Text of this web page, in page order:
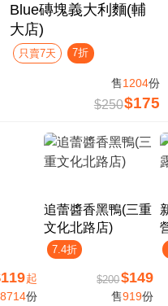
Blue磚塊義大利麵(輔
大店)
只賣7天 7折
售1204份
$250$175
起
8714份
追蕾醬香黑鴨(三重
文化北路店)
7.4折
$200$149
售919份